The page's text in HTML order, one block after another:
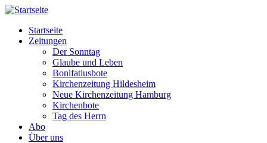
Direkt
Inhalt
Main
navigation
Startseite
Zeitungen
Der Sonntag
Glaube und Leben
Bonifatiusbote
Kirchenzeitung Hildesheim
Neue Kirchenzeitung Hamburg
Kirchenbote
Tag des Herrn
Abo
Über uns